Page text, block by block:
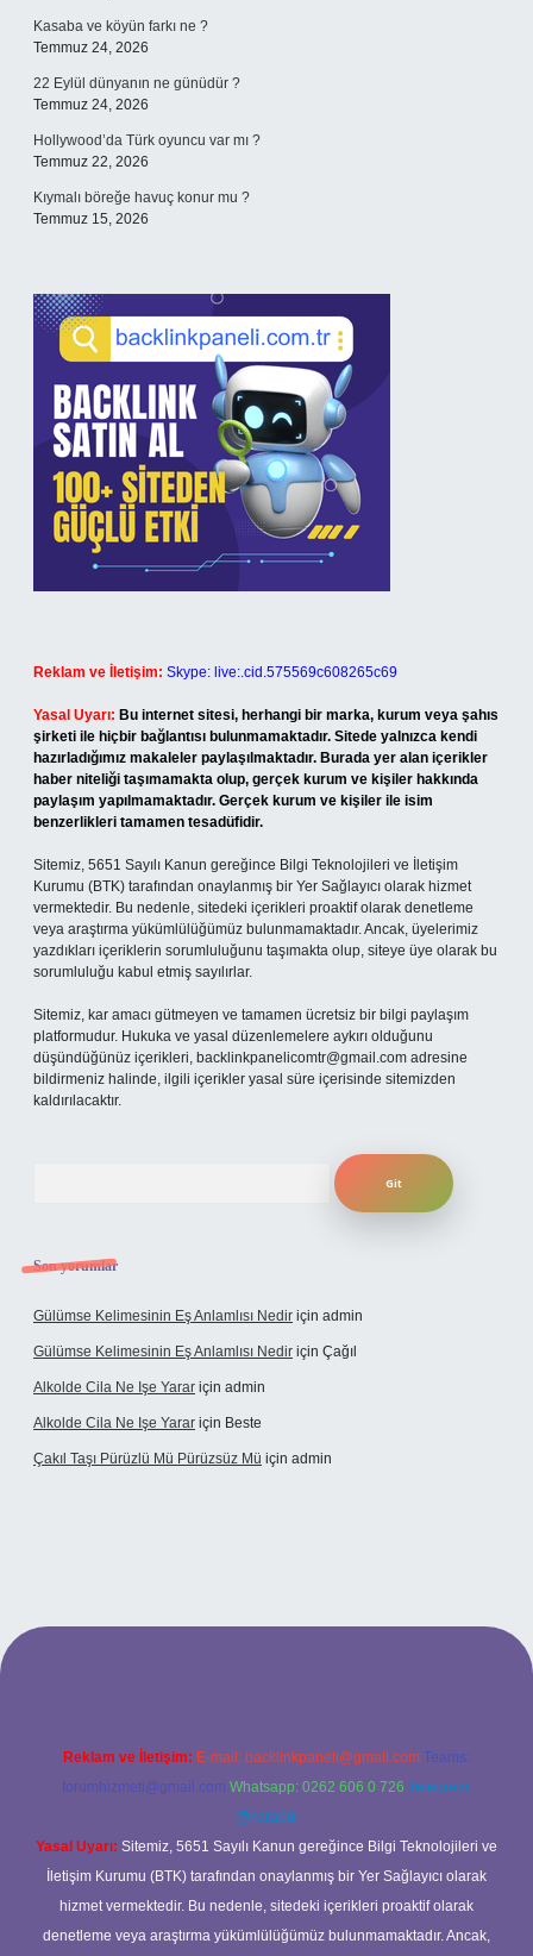
Kasaba ve köyün farkı ne ?
Temmuz 24, 2026
22 Eylül dünyanın ne günüdür ?
Temmuz 24, 2026
Hollywood’da Türk oyuncu var mı ?
Temmuz 22, 2026
Kıymalı böreğe havuç konur mu ?
Temmuz 15, 2026
Reklam ve İletişim: Skype: live:.cid.575569c608265c69
Yasal Uyarı: Bu internet sitesi, herhangi bir marka, kurum veya şahıs
şirketi ile hiçbir bağlantısı bulunmamaktadır. Sitede yalnızca kendi
hazırladığımız makaleler paylaşılmaktadır. Burada yer alan içerikler
haber niteliği taşımamakta olup, gerçek kurum ve kişiler hakkında
paylaşım yapılmamaktadır. Gerçek kurum ve kişiler ile isim
benzerlikleri tamamen tesadüfidir.
Sitemiz, 5651 Sayılı Kanun gereğince Bilgi Teknolojileri ve İletişim
Kurumu (BTK) tarafından onaylanmış bir Yer Sağlayıcı olarak hizmet
vermektedir. Bu nedenle, sitedeki içerikleri proaktif olarak denetleme
veya araştırma yükümlülüğümüz bulunmamaktadır. Ancak, üyelerimiz
yazdıkları içeriklerin sorumluluğunu taşımakta olup, siteye üye olarak bu
sorumluluğu kabul etmiş sayılırlar.
Sitemiz, kar amacı gütmeyen ve tamamen ücretsiz bir bilgi paylaşım
platformudur. Hukuka ve yasal düzenlemelere aykırı olduğunu
düşündüğünüz içerikleri, backlinkpanelicomtr@gmail.com adresine
bildirmeniz halinde, ilgili içerikler yasal süre içerisinde sitemizden
kaldırılacaktır.
Son yorumlar
Gülümse Kelimesinin Eş Anlamlısı Nedir için admin
Gülümse Kelimesinin Eş Anlamlısı Nedir için Çağıl
Alkolde Cila Ne Işe Yarar için admin
Alkolde Cila Ne Işe Yarar için Beste
Çakıl Taşı Pürüzlü Mü Pürüzsüz Mü için admin
Reklam ve İletişim: E-mail: backlinkpaneli@gmail.com Teams:
forumhizmeti@gmail.com Whatsapp: 0262 606 0 726 Telegram:
@karabul
Yasal Uyarı: Sitemiz, 5651 Sayılı Kanun gereğince Bilgi Teknolojileri ve
İletişim Kurumu (BTK) tarafından onaylanmış bir Yer Sağlayıcı olarak
hizmet vermektedir. Bu nedenle, sitedeki içerikleri proaktif olarak
denetleme veya araştırma yükümlülüğümüz bulunmamaktadır. Ancak,